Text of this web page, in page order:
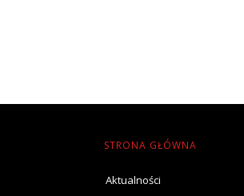
STRONA GŁÓWNA
Aktualności